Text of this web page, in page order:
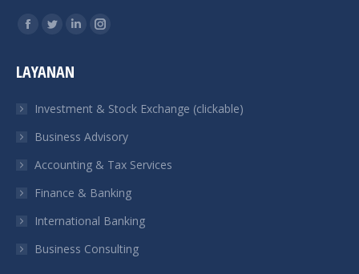
Find us on:
Facebook
opens
new
window
Twitter
opens
new
window
Linkedin
new
window
Instagram
new
window
LAYANAN
Investment & Stock Exchange (clickable)
Business Advisory
Accounting & Tax Services
Finance & Banking
International Banking
Business Consulting